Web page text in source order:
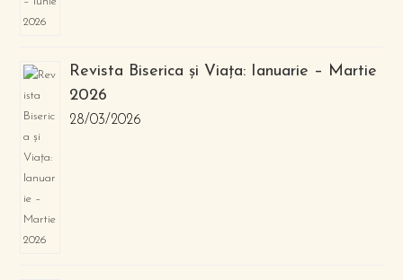
Revista Biserica și Viața: Ianuarie – Martie
2026
28/03/2026